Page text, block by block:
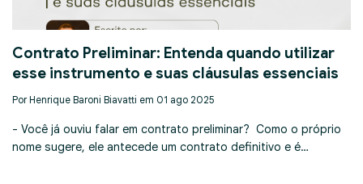
Contrato Preliminar: Entenda quando utilizar
esse instrumento e suas cláusulas essenciais
Por Henrique Baroni Biavatti em 01 ago 2025
- Você já ouviu falar em contrato preliminar? Como o próprio
nome sugere, ele antecede um contrato definitivo e é…